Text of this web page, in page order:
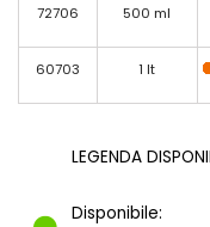
72706 500 ml
60703 1 lt
LEGENDA
Disponibile: